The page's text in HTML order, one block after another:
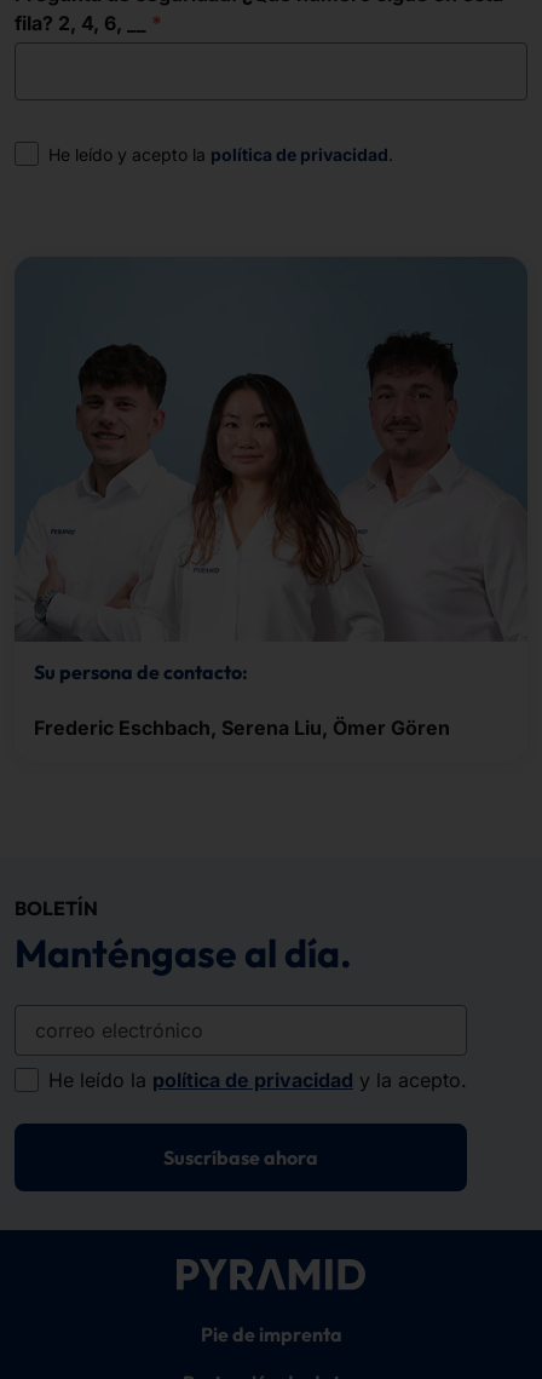
fila? 2, 4, 6, __
Consentimiento
He leído y acepto la política de privacidad.
Su persona de contacto:
Frederic Eschbach, Serena Liu, Ömer Gören
BOLETÍN
Manténgase al día.
correo electrónico
He leído la política de privacidad y la acepto.
Suscríbase ahora
Pie de imprenta